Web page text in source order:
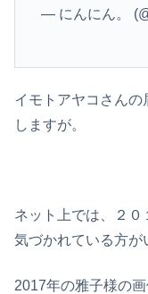
— にんにん。
イモトアヤコさんの
しますが。
ネット上では、２０
気づかれている方が
2017年の雅子様の